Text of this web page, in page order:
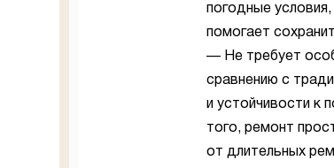
погодные
помогает
— Не требует
сравнению с
и устойчивости к
того, ремонт
от длительных